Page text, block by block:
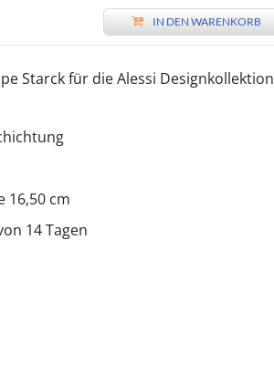
IN DEN WARENKORB
Starck für die Alessi Designkollektion
16,50 cm
14 Tagen